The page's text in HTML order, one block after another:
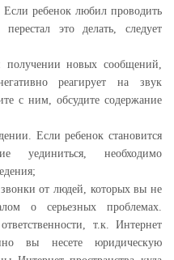
Если ребенок любил проводить
это делать, следует
получении новых сообщений,
реагирует на звук
с ним, обсудите содержание
Если ребенок становится
уединиться, необходимо
от людей, которых вы не
о серьезных проблемах.
т.к. Интернет
вы несете юридическую